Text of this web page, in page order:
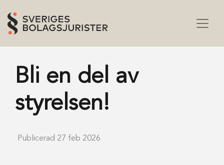
Bli en del av
styrelsen!
Publicerad 27 feb 2026